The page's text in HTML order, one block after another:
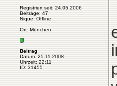
Registriert seit: 24.05.2006
Beiträge: 47
Nique: Offline
Ort: München
Beitrag
Datum: 25.11.2008
Uhrzeit: 22:11
ID: 31455